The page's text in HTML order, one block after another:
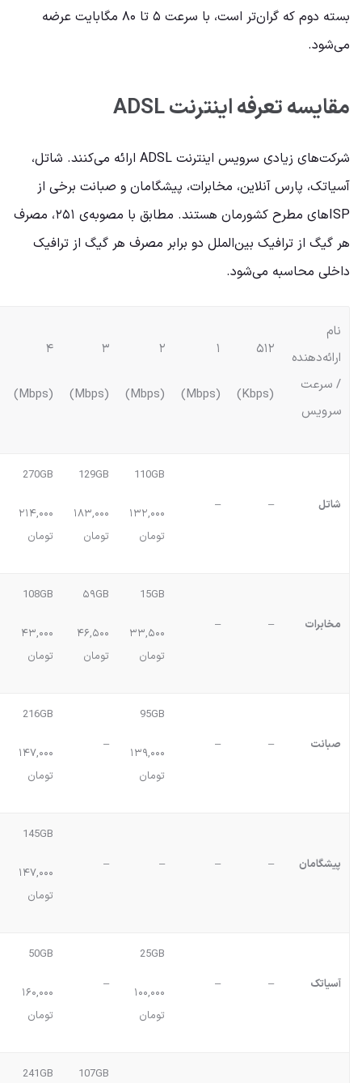
بسته دوم که گران‌تر است، با سرعت ۵ تا ۸۰ مگابایت عرضه
می‌شود.
مقایسه‌ تعرفه‌ اینترنت ADSL
شرکت‌های زیادی سرویس اینترنت ADSL ارائه می‌کنند. شاتل،
آسیاتک، پارس آنلاین، مخابرات، پیشگامان و صبانت برخی از
ISPهای مطرح کشورمان هستند. مطابق با مصوبه‌ی ۲۵۱، مصرف
هر گیگ از ترافیک بین‌الملل دو برابر مصرف هر گیگ از ترافیک
داخلی محاسبه می‌شود.
نام
ارائه‌دهنده
/ سرعت
سرویس
۵۱۲
(Kbps)
۱
(Mbps)
۲
(Mbps)
۳
(Mbps)
۴
(Mbps)
شاتل –
–
110GB
۱۳۲,۰۰۰
تومان
129GB
۱۸۳,۰۰۰
تومان
270GB
۲۱۴,۰۰۰
تومان
مخابرات –
–
15GB
۳۳,۵۰۰
تومان
۵۹GB
۴۶,۵۰۰
تومان
108GB
۴۳,۰۰۰
تومان
صبانت –
–
95GB
۱۳۹,۰۰۰
تومان
–
216GB
۱۴۷,۰۰۰
تومان
پیشگامان –
–
–
–
145GB
۱۴۷,۰۰۰
تومان
آسیاتک –
–
25GB
۱۰۰,۰۰۰
تومان
–
50GB
۱۶۰,۰۰۰
تومان
107GB
241GB